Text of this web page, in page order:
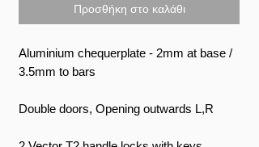
Προσθήκη στο καλάθι
Aluminium chequerplate - 2mm at base /
3.5mm to bars
Double doors, Opening outwards L,R